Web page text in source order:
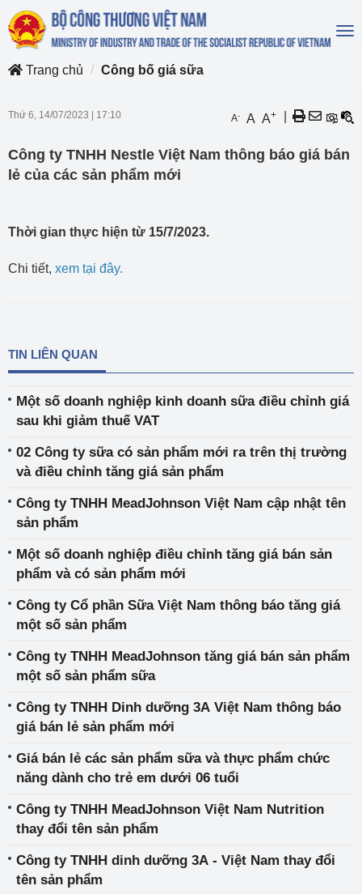
Trang chủ
Công bố giá sữa
Thứ 6, 14/07/2023 17:10 A- A A+
Công ty TNHH Nestle Việt Nam thông báo giá bán
lẻ của các sản phẩm mới
Thời gian thực hiện từ 15/7/2023.
Chi tiết, xem tại đây.
TIN LIÊN QUAN
Một số doanh nghiệp kinh doanh sữa điều chỉnh giá
sau khi giảm thuế VAT
02 Công ty sữa có sản phẩm mới ra trên thị trường
và điều chỉnh tăng giá sản phẩm
Công ty TNHH MeadJohnson Việt Nam cập nhật tên
sản phẩm
Một số doanh nghiệp điều chỉnh tăng giá bán sản
phẩm và có sản phẩm mới
Công ty Cổ phần Sữa Việt Nam thông báo tăng giá
một số sản phẩm
Công ty TNHH MeadJohnson tăng giá bán sản phẩm
một số sản phẩm sữa
Công ty TNHH Dinh dưỡng 3A Việt Nam thông báo
giá bán lẻ sản phẩm mới
Giá bán lẻ các sản phẩm sữa và thực phẩm chức
năng dành cho trẻ em dưới 06 tuổi
Công ty TNHH MeadJohnson Việt Nam Nutrition
thay đổi tên sản phẩm
Công ty TNHH dinh dưỡng 3A - Việt Nam thay đổi
tên sản phẩm